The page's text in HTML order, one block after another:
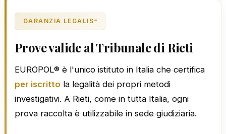
GARANZIA LEGALIS™
Prove valide al Tribunale di Rieti
EUROPOL® è l'unico istituto in Italia che certifica
per iscritto la legalità dei propri metodi
investigativi. A Rieti, come in tutta Italia, ogni
prova raccolta è utilizzabile in sede giudiziaria.